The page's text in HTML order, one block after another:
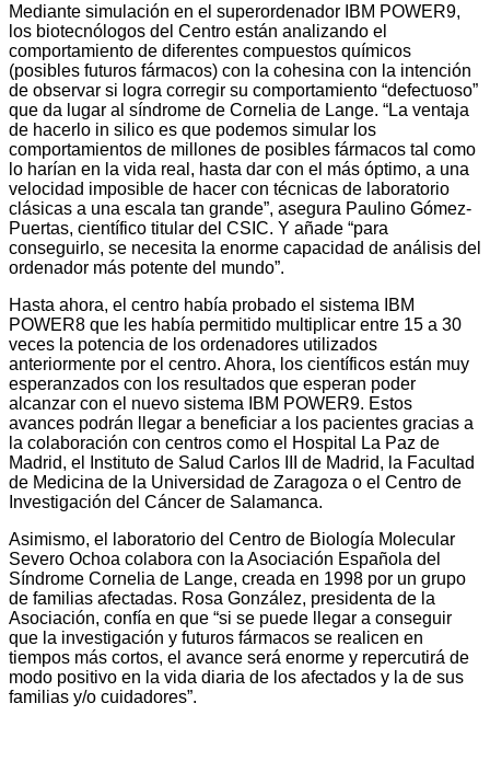
Mediante simulación en el superordenador IBM POWER9,
los biotecnólogos del Centro están analizando el
comportamiento de diferentes compuestos químicos
(posibles futuros fármacos) con la cohesina con la intención
de observar si logra corregir su comportamiento “defectuoso”
que da lugar al síndrome de Cornelia de Lange. “La ventaja
de hacerlo in silico es que podemos simular los
comportamientos de millones de posibles fármacos tal como
lo harían en la vida real, hasta dar con el más óptimo, a una
velocidad imposible de hacer con técnicas de laboratorio
clásicas a una escala tan grande”, asegura Paulino Gómez-
Puertas, científico titular del CSIC. Y añade “para
conseguirlo, se necesita la enorme capacidad de análisis del
ordenador más potente del mundo”.
Hasta ahora, el centro había probado el sistema IBM
POWER8 que les había permitido multiplicar entre 15 a 30
veces la potencia de los ordenadores utilizados
anteriormente por el centro. Ahora, los científicos están muy
esperanzados con los resultados que esperan poder
alcanzar con el nuevo sistema IBM POWER9. Estos
avances podrán llegar a beneficiar a los pacientes gracias a
la colaboración con centros como el Hospital La Paz de
Madrid, el Instituto de Salud Carlos III de Madrid, la Facultad
de Medicina de la Universidad de Zaragoza o el Centro de
Investigación del Cáncer de Salamanca.
Asimismo, el laboratorio del Centro de Biología Molecular
Severo Ochoa colabora con la Asociación Española del
Síndrome Cornelia de Lange, creada en 1998 por un grupo
de familias afectadas. Rosa González, presidenta de la
Asociación, confía en que “si se puede llegar a conseguir
que la investigación y futuros fármacos se realicen en
tiempos más cortos, el avance será enorme y repercutirá de
modo positivo en la vida diaria de los afectados y la de sus
familias y/o cuidadores”.